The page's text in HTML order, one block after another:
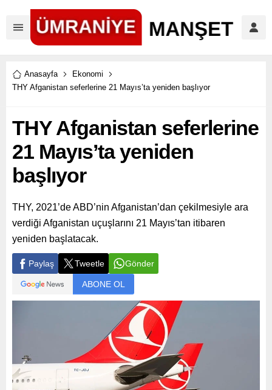
Anasayfa
Ekonomi
THY Afganistan seferlerine 21 Mayıs’ta yeniden başlıyor
THY Afganistan seferlerine
21 Mayıs’ta yeniden
başlıyor
THY, 2021’de ABD’nin Afganistan’dan çekilmesiyle ara
verdiği Afganistan uçuşlarını 21 Mayıs’tan itibaren
yeniden başlatacak.
Paylaş Tweetle Gönder
ABONE OL